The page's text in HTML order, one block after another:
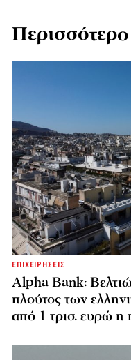
ΕΠΙΧΕΙΡΗΣΕΙΣ
Alpha Bank:
πλούτος των
από 1 τρισ. ευρώ η